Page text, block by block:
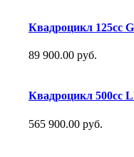
Квадроцикл 125сс
89 900.00 руб.
Квадроцикл 500сс
565 900.00 руб.